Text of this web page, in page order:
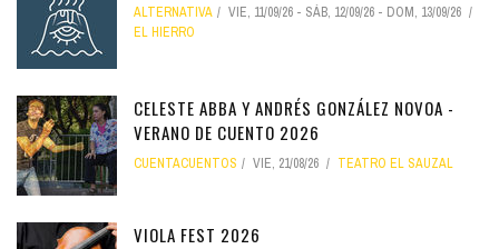
ALTERNATIVA VIE, 11/09/26 - SÁB, 12/09/26 - DOM, 13/09/26
EL HIERRO
CELESTE ABBA Y ANDRÉS GONZÁLEZ NOVOA -
VERANO DE CUENTO 2026
CUENTACUENTOS VIE, 21/08/26 TEATRO EL SAUZAL
VIOLA FEST 2026